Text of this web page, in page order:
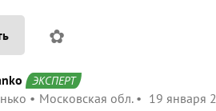
✿
ЭКСПЕРТ
Московская обл. 19 января